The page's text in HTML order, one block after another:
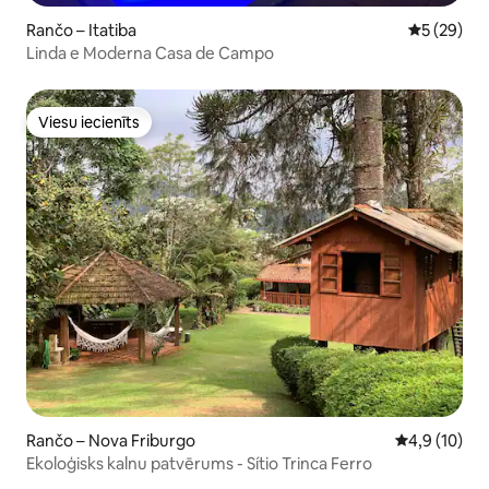
Rančo – Itatiba Vidējais
5 (29)
Linda e Moderna Casa de Campo
Viesu iecienīts
Viesu iecienīts
Rančo – Nova Friburgo Vidējais
4,9 (10)
Ekoloģisks kalnu patvērums - Sítio Trinca Ferro